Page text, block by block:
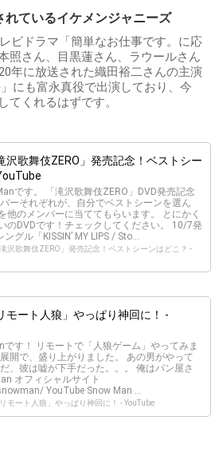
れているイケメンジャニーズ
ビドラマ「簡単なお仕事です。に応
照さん、目黒蓮さん、ラウールさん
年に放送された織田裕二さんの主演
にも富永真役で出演しており、今
てくれるはずです。
沢歌舞伎ZERO」発売記念！ベストシー
です。 「滝沢歌舞伎ZERO」DVD発売記念
ーそれぞれが、自分でベストシーンを選ん
他のメンバーに当ててもらいます。 とにかく
のDVDです！チェックしてください。 10/7発
グル「KISSIN’ MY LIPS / Sto...
沢歌舞伎ZERO」発売記念！ベストシーンはどこ？ -
モート人狼」やっぱり神回に！ -
です！ リモートで「人狼ゲーム」やってみま
開で、盛り上がりました。 あの男がやって
、彼は嘘が下手だった。。。 俺はパン屋さ
オフィシャルサイト
YouTube Snow Man ...
モート人狼」やっぱり神回に！ - YouTube